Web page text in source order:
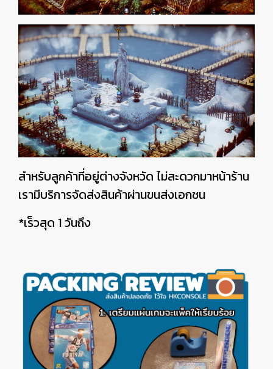
สำหรับลูกค้าที่อยู่ต่างจังหวัด ไม่สะดวกมาหน้าร้าน
เรามีบริการจัดส่งสินค้าผ่านขนส่งเอกชน
*เร็วสุด 1 วันถึง